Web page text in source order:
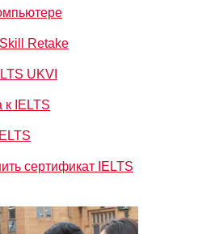
Retake
UKVI
к IELTS
сертификат IELTS